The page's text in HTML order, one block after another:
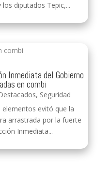
diputados Tepic,...
Inmediata del Gobierno
en combi
, Seguridad
evitó que la
arrastrada por la fuerte
Inmediata...